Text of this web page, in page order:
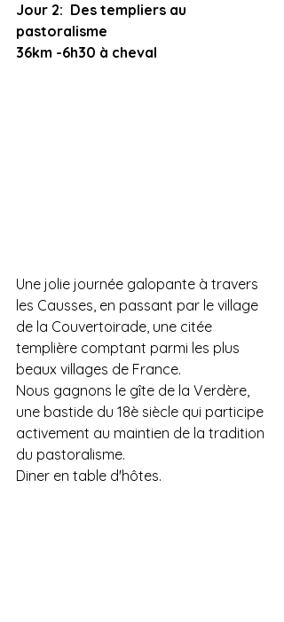
Jour 2:  Des templiers au
pastoralisme
36km -6h30 à cheval
Une jolie journée galopante à travers
les Causses, en passant par le village
de la Couvertoirade, une citée
templière comptant parmi les plus
beaux villages de France.
Nous gagnons le gîte de la Verdère,
une bastide du 18è siècle qui participe
activement au maintien de la tradition
du pastoralisme.
Diner en table d'hôtes.